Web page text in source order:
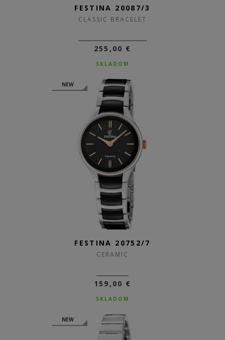
FESTINA 20087/3
CLASSIC BRACELET
255,00 €
SKLADOM
NEW
FESTINA 20752/7
CERAMIC
159,00 €
SKLADOM
NEW